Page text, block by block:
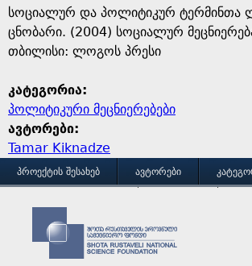
​სოციალურ და პოლიტიკურ ტერმინთა
ცნობარი. (2004) სოციალურ
თბილისი: ლოგოს პრესი
კატეგორია:
პოლიტიკური მეცნიერებები
ავტორები:
Tamar Kiknadze
MᲞᲠᲝᲔᲥᲢᲘᲡ ᲨᲔᲡᲐᲮᲔᲑ ᲐᲕᲢᲝᲠᲔᲑᲘ